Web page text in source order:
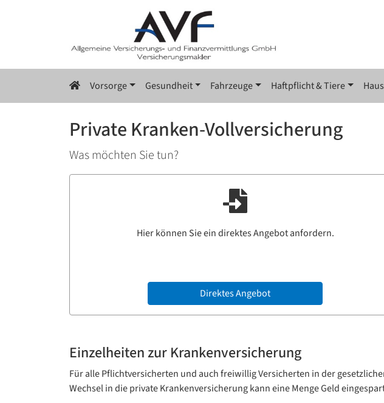
Vorsorge Gesundheit Fahrzeuge Haftpflicht & Tiere
Private Kranken-Vollversicherung
Was möchten Sie tun?
Hier können Sie ein direktes Angebot anfordern.
Direktes Angebot
Einzelheiten zur Krankenversicherung
Für alle Pflichtversicherten und auch freiwillig Versicherten in der
Wechsel in die private Krankenversicherung kann eine Menge Geld